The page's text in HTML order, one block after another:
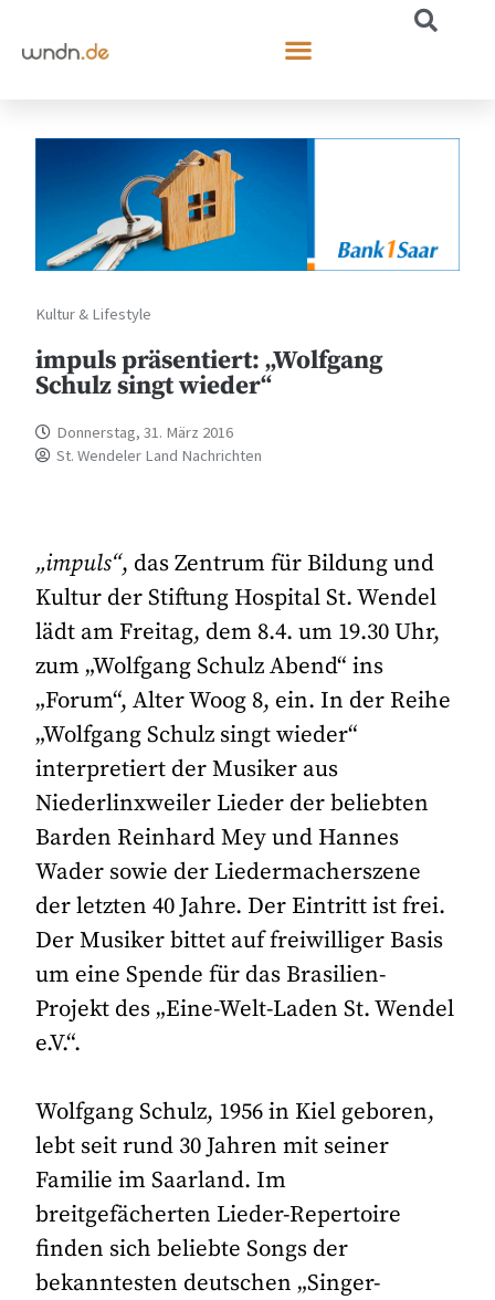
Kultur & Lifestyle
impuls präsentiert: „Wolfgang
Schulz singt wieder“
Donnerstag, 31. März 2016
St. Wendeler Land Nachrichten
„impuls“, das Zentrum für Bildung und
Kultur der Stiftung Hospital St. Wendel
lädt am Freitag, dem 8.4. um 19.30 Uhr,
zum „Wolfgang Schulz Abend“ ins
„Forum“, Alter Woog 8, ein. In der Reihe
„Wolfgang Schulz singt wieder“
interpretiert der Musiker aus
Niederlinxweiler Lieder der beliebten
Barden Reinhard Mey und Hannes
Wader sowie der Liedermacherszene
der letzten 40 Jahre. Der Eintritt ist frei.
Der Musiker bittet auf freiwilliger Basis
um eine Spende für das Brasilien-
Projekt des „Eine-Welt-Laden St. Wendel
e.V.“.
Wolfgang Schulz, 1956 in Kiel geboren,
lebt seit rund 30 Jahren mit seiner
Familie im Saarland. Im
breitgefächerten Lieder-Repertoire
finden sich beliebte Songs der
bekanntesten deutschen „Singer-